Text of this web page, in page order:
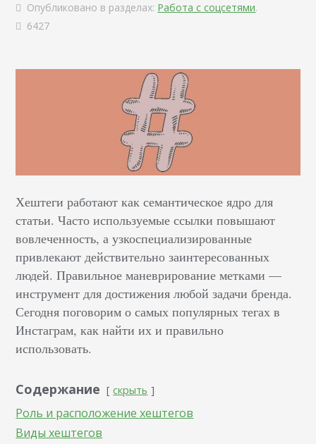
Опубликовано в разделах: Работа с соцсетями.
6427
Хештеги работают как семантическое ядро для
статьи. Часто используемые ссылки повышают
вовлеченность, а узкоспециализированные
привлекают действительно заинтересованных
людей. Правильное маневрирование метками —
инструмент для достижения любой задачи бренда.
Сегодня поговорим о самых популярных тегах в
Инстаграм, как найти их и правильно
использовать.
Содержание скрыть
Роль и расположение хештегов
Виды хештегов